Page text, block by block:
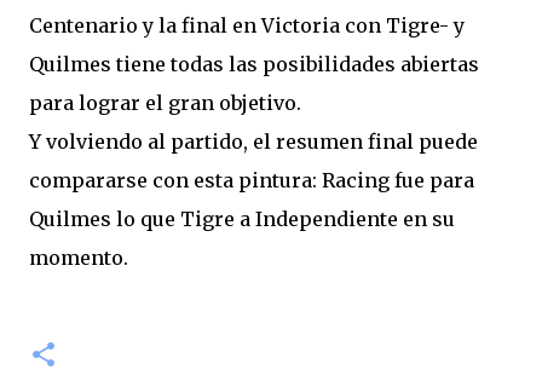
Centenario y la final en Victoria con Tigre- y
Quilmes tiene todas las posibilidades abiertas
para lograr el gran objetivo.
Y volviendo al partido, el resumen final puede
compararse con esta pintura: Racing fue para
Quilmes lo que Tigre a Independiente en su
momento.